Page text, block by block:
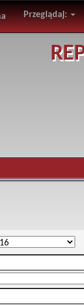
Przeglądaj: